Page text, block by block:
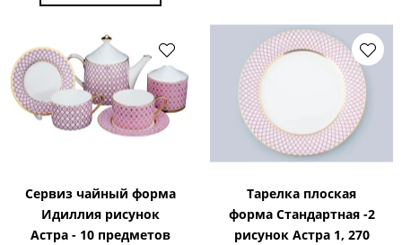
Сервиз чайный форма
Идиллия рисунок
Астра - 10 предметов
Тарелка плоская
форма Стандартная -2
рисунок Астра 1, 270